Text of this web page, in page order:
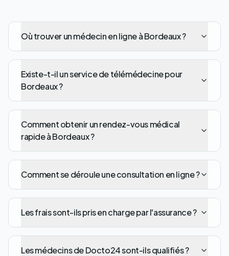
Où trouver un médecin en ligne à Bordeaux ?
Existe-t-il un service de télémédecine pour
Bordeaux ?
Comment obtenir un rendez-vous médical
rapide à Bordeaux ?
Comment se déroule une consultation en ligne ?
Les frais sont-ils pris en charge par l'assurance ?
Les médecins de Docto24 sont-ils qualifiés ?